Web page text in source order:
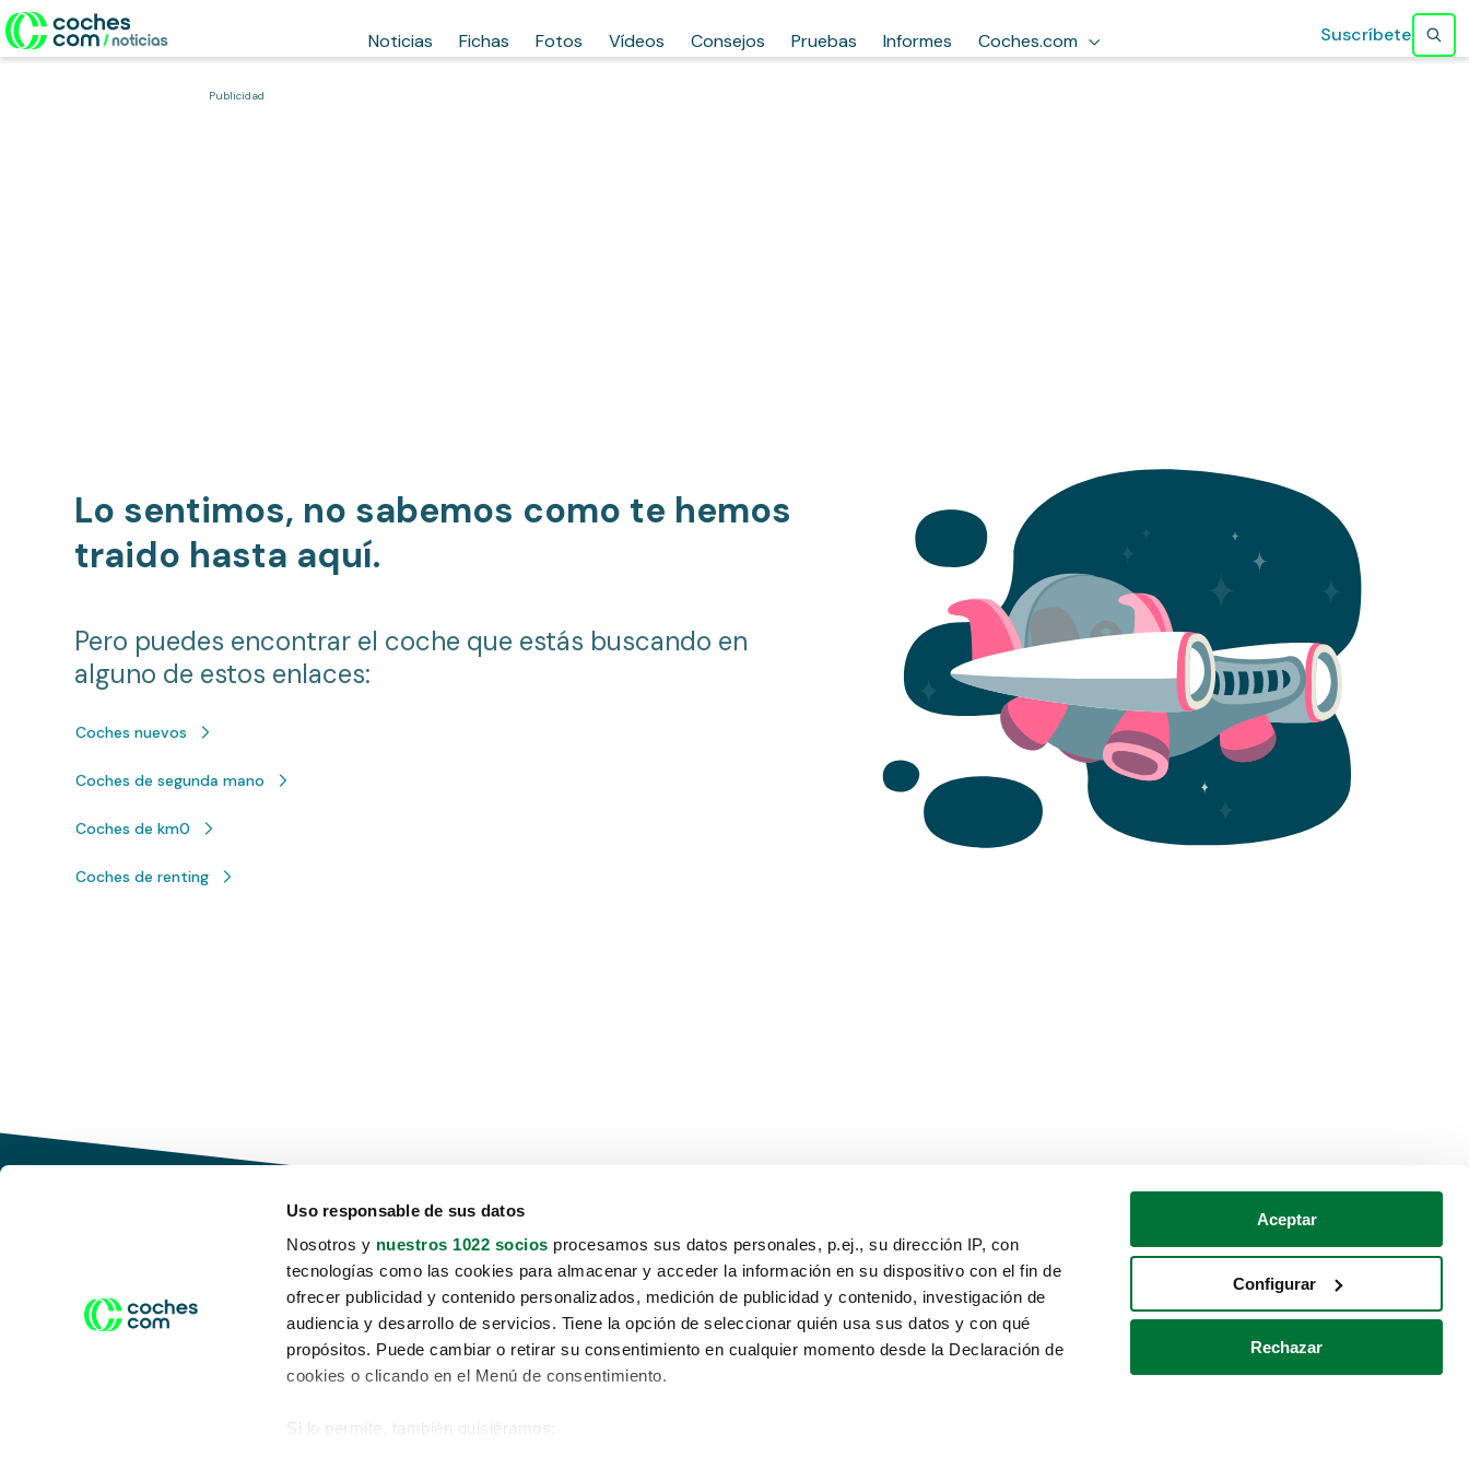
Uso responsable de sus datos
Nosotros y nuestros 1022 socios procesamos sus datos personales, p.ej., su dirección IP, con
tecnologías como las cookies para almacenar y acceder la información en su dispositivo con el fin de
ofrecer publicidad y contenido personalizados, medición de publicidad y contenido, investigación de
audiencia y desarrollo de servicios. Tiene la opción de seleccionar quién usa sus datos y con qué
propósitos. Puede cambiar o retirar su consentimiento en cualquier momento desde la Declaración de
cookies o clicando en el Menú de consentimiento.
Si lo permite, también quisiéramos:
Aceptar
Configurar
Rechazar
Noticias Fichas Fotos Vídeos Consejos Pruebas Informes Coches.com Suscríbete
Publicidad
Lo sentimos, no sabemos como te hemos
traido hasta aquí.
Pero puedes encontrar el coche que estás buscando en
alguno de estos enlaces:
Coches nuevos
Coches de segunda mano
Coches de km0
Coches de renting
Conduce tu futuro,
desata tu movilidad